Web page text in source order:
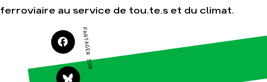
Télécharger
gratuitement les
citoyens
ferroviaire au service de tou.te.s et du climat.
PARTAGER SUR